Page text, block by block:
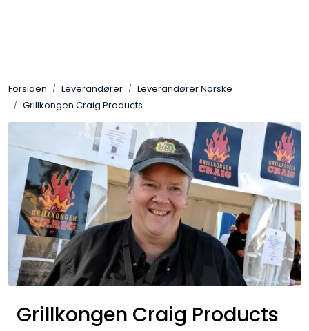
Forsiden Leverandører
Leverandører Norske
Grillkongen Craig Products
Grillkongen Craig Products
Kjøtt og spekemat
Konserver
Søtsaker
Olje & Eddik
Non Food
Inspirasjon